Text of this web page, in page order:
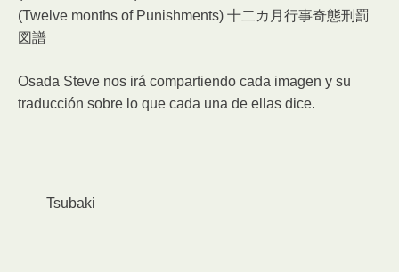
(Twelve months of Punishments) 十二カ月行事奇態刑罰
図譜
Osada Steve nos irá compartiendo cada imagen y su
traducción sobre lo que cada una de ellas dice.
Tsubaki